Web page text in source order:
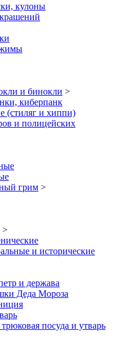
кулоны
и бинокли >
киберпанк
(стиляг и хиппи)
и полицейских
грим >
>
и исторические
и держава
Деда Мороза
посуда и утварь